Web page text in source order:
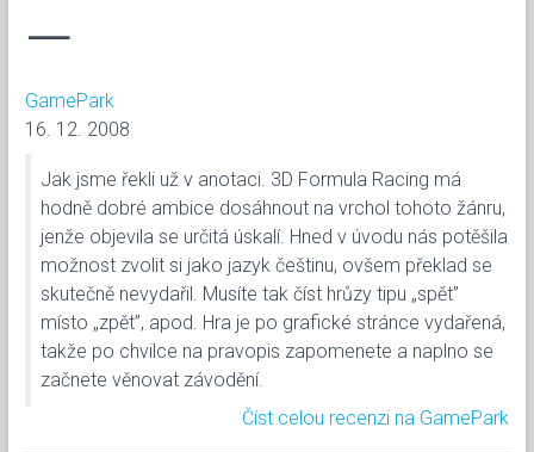
—
GamePark
16. 12. 2008
Jak jsme řekli už v anotaci. 3D Formula Racing má
hodně dobré ambice dosáhnout na vrchol tohoto žánru,
jenže objevila se určitá úskalí. Hned v úvodu nás potěšila
možnost zvolit si jako jazyk češtinu, ovšem překlad se
skutečně nevydařil. Musíte tak číst hrůzy tipu „spět”
místo „zpět”, apod. Hra je po grafické stránce vydařená,
takže po chvilce na pravopis zapomenete a naplno se
začnete věnovat závodění.
Číst celou recenzi na GamePark